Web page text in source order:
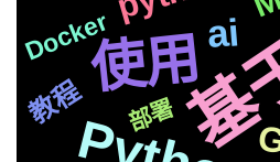
基
使用 ai
教程
Docker
部署
vue
OS